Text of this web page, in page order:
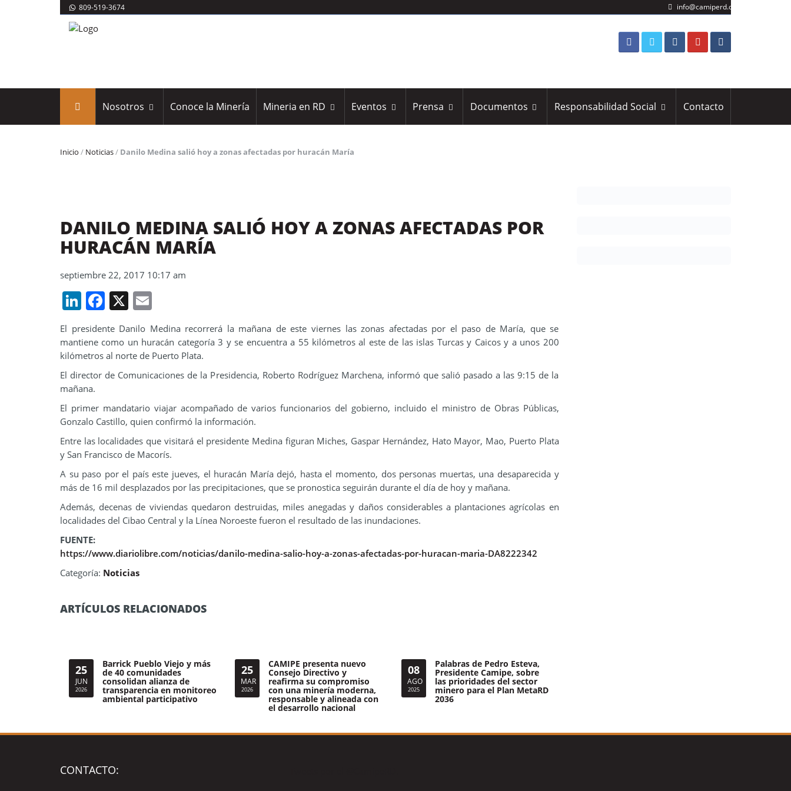
809-519-3674 info@camiperd.org
Nosotros Conoce la Minería Mineria en RD Eventos Prensa Documentos Responsabilidad Social Contacto
Inicio / Noticias/ Danilo Medina salió hoy a zonas afectadas por huracán María
DANILO MEDINA SALIÓ HOY A ZONAS AFECTADAS POR
HURACÁN MARÍA
septiembre 22, 2017 10:17 am
LinkedIn
Facebook
X
El presidente Danilo Medina recorrerá la mañana de este viernes las zonas afectadas por el paso de María, que se
mantiene como un huracán categoría 3 y se encuentra a 55 kilómetros al este de las islas Turcas y Caicos y a unos 200
kilómetros al norte de Puerto Plata.
El director de Comunicaciones de la Presidencia, Roberto Rodríguez Marchena, informó que salió pasado a las 9:15 de la
mañana.
El primer mandatario viajar acompañado de varios funcionarios del gobierno, incluido el ministro de Obras Públicas,
Gonzalo Castillo, quien confirmó la información.
Entre las localidades que visitará el presidente Medina figuran Miches, Gaspar Hernández, Hato Mayor, Mao, Puerto Plata
y San Francisco de Macorís.
A su paso por el país este jueves, el huracán María dejó, hasta el momento, dos personas muertas, una desaparecida y
más de 16 mil desplazados por las precipitaciones, que se pronostica seguirán durante el día de hoy y mañana.
Además, decenas de viviendas quedaron destruidas, miles anegadas y daños considerables a plantaciones agrícolas en
localidades del Cibao Central y la Línea Noroeste fueron el resultado de las inundaciones.
FUENTE:
https://www.diariolibre.com/noticias/danilo-medina-salio-hoy-a-zonas-afectadas-por-huracan-maria-DA8222342
Categoría: Noticias
ARTÍCULOS RELACIONADOS
25
JUN
2026
Barrick Pueblo Viejo y más
de 40 comunidades
consolidan alianza de
transparencia en monitoreo
ambiental participativo
25
MAR
2026
CAMIPE presenta nuevo
Consejo Directivo y
reafirma su compromiso
con una minería moderna,
responsable y alineada con
el desarrollo nacional
08
AGO
2025
Palabras de Pedro Esteva,
Presidente Camipe, sobre
las prioridades del sector
minero para el Plan MetaRD
2036
CONTACTO: